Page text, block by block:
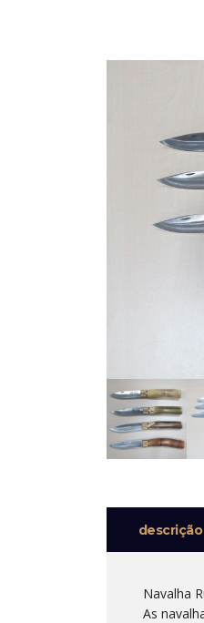
descrição
Navalha
As